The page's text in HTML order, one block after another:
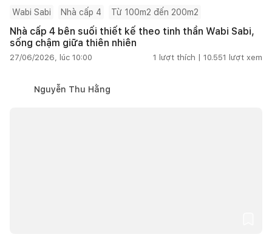
Wabi Sabi Nhà cấp 4 Từ 100m2 đến 200m2
Nhà cấp 4 bên suối thiết kế theo tinh thần Wabi Sabi,
sống chậm giữa thiên nhiên
27/06/2026, lúc 10:00 1 lượt thích | 10.551 lượt xem
Nguyễn Thu Hằng